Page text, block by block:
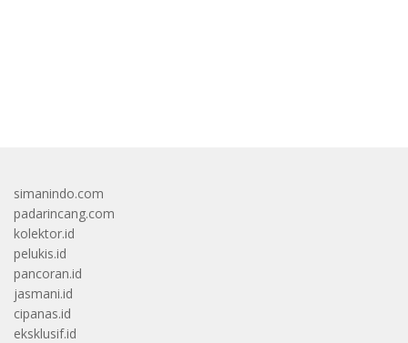
simanindo.com
padarincang.com
kolektor.id
pelukis.id
pancoran.id
jasmani.id
cipanas.id
eksklusif.id